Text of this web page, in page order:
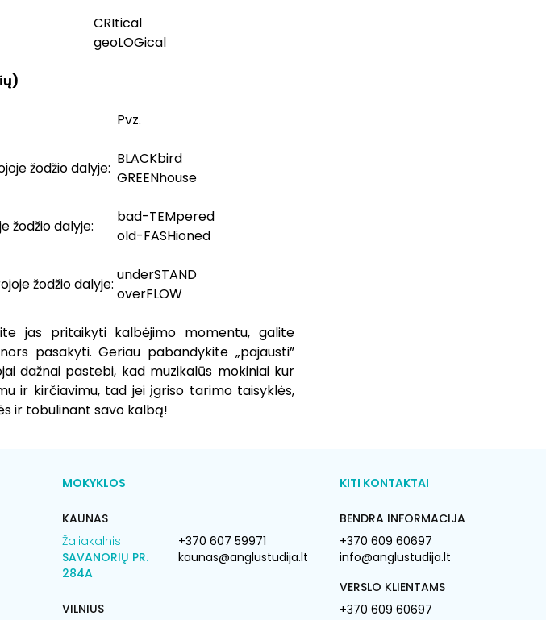
CRItical
geoLOGical
Pvz.
žodžio dalyje:
BLACKbird
GREENhouse
žodžio dalyje:
bad-TEMpered
old-FASHioned
žodžio dalyje:
underSTAND
overFLOW
jas pritaikyti kalbėjimo momentu, galite
pasakyti. Geriau pabandykite „pajausti”
dažnai pastebi, kad muzikalūs mokiniai kur
ir kirčiavimu, tad jei įgriso tarimo taisyklės,
ir tobulinant savo kalbą!
MOKYKLOS
KAUNAS
Žaliakalnis
SAVANORIŲ PR.
284A
+370 607 59971
kaunas@anglustudija.lt
VILNIUS
KITI KONTAKTAI
BENDRA INFORMACIJA
+370 609 60697
info@anglustudija.lt
VERSLO KLIENTAMS
+370 609 60697